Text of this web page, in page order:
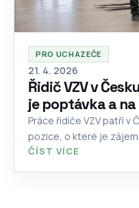
PRO UCHAZEČE
21. 4. 2026
Řidič VZV v
je poptávka a
Práce řidiče VZV patří v
pozice, o které je
ČÍST VÍCE